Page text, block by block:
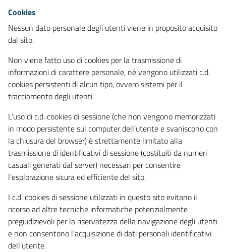
Cookies
Nessun dato personale degli utenti viene in proposito acquisito
dal sito.
Non viene fatto uso di cookies per la trasmissione di
informazioni di carattere personale, né vengono utilizzati c.d.
cookies persistenti di alcun tipo, ovvero sistemi per il
tracciamento degli utenti.
L’uso di c.d. cookies di sessione (che non vengono memorizzati
in modo persistente sul computer dell’utente e svaniscono con
la chiusura del browser) è strettamente limitato alla
trasmissione di identificativi di sessione (costituiti da numeri
casuali generati dal server) necessari per consentire
l’esplorazione sicura ed efficiente del sito.
I c.d. cookies di sessione utilizzati in questo sito evitano il
ricorso ad altre tecniche informatiche potenzialmente
pregiudizievoli per la riservatezza della navigazione degli utenti
e non consentono l’acquisizione di dati personali identificativi
dell’utente.